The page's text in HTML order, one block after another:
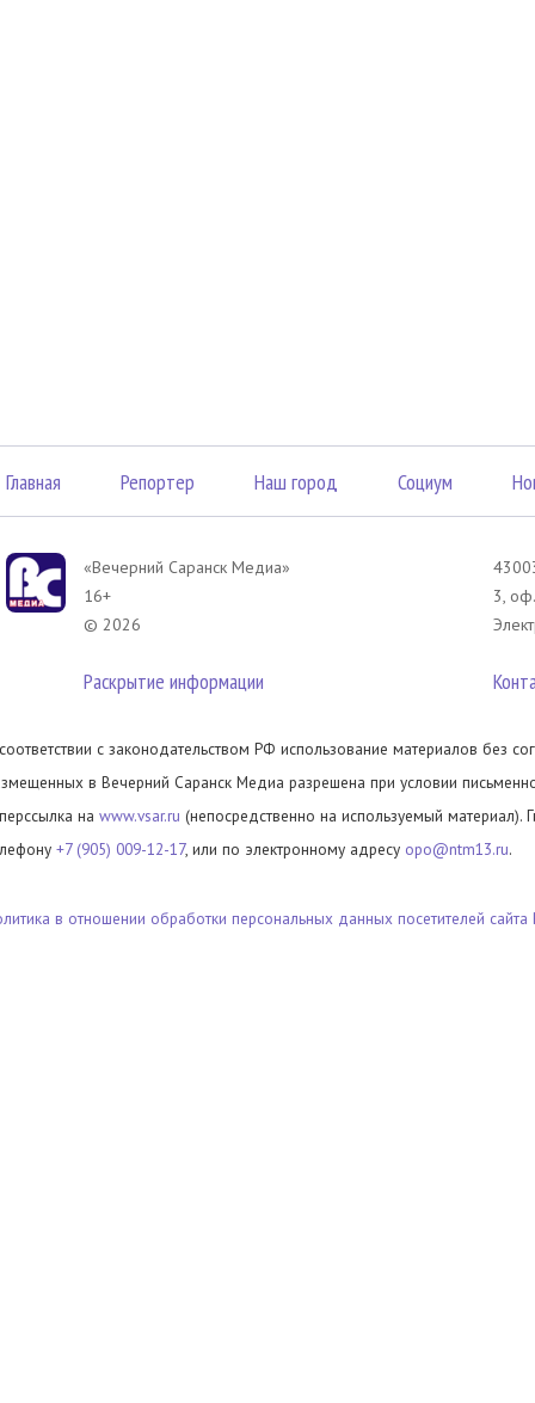
Главная Репортер Наш город Социум
«Вечерний Саранск Mедиа»
16+
© 2026
Раскрытие информации
3,
с законодательством РФ использование материалов без
в Вечерний Саранск Медиа разрешена при условии
на www.vsar.ru (непосредственно на используемый материал).
+7 (905) 009-12-17, или по электронному адресу opo@ntm13.ru.
в отношении обработки персональных данных посетителей